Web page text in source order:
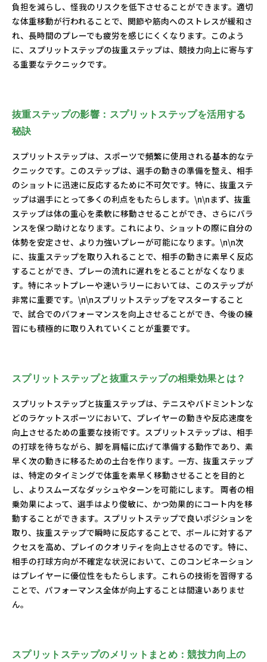
負担を減らし、怪我のリスクを低下させることができます。適切
な体重移動が行われることで、関節や筋肉へのストレスが緩和さ
れ、長時間のプレーでも疲労を感じにくくなります。このよう
に、スプリットステップの抜重ステップは、競技力向上に寄与す
る重要なテクニックです。
抜重ステップの影響：スプリットステップを活用する
秘訣
スプリットステップは、スポーツで頻繁に使用される基本的なテ
クニックです。このステップは、選手の動きの準備を整え、相手
のショットに迅速に反応するために不可欠です。特に、抜重ステ
ップは選手にとって多くの利点をもたらします。\n\nまず、抜重
ステップは体の重心を柔軟に移動させることができ、さらにバラ
ンスを保つ助けとなります。これにより、ショットの際に自分の
体勢を安定させ、より力強いプレーが可能になります。\n\n次
に、抜重ステップを取り入れることで、相手の動きに素早く反応
することができ、プレーの流れに遅れをとることがなくなりま
す。特にネットプレーや速いラリーにおいては、このステップが
非常に重要です。\n\nスプリットステップをマスターすること
で、試合でのパフォーマンスを向上させることができ、今後の練
習にも積極的に取り入れていくことが重要です。
スプリットステップと抜重ステップの相乗効果とは？
スプリットステップと抜重ステップは、テニスやバドミントンな
どのラケットスポーツにおいて、プレイヤーの動きや反応速度を
向上させるための重要な技術です。スプリットステップは、相手
の打球を待ちながら、脚を肩幅に広げて準備する動作であり、素
早く次の動きに移るための土台を作ります。一方、抜重ステップ
は、特定のタイミングで体重を素早く移動させることを目的と
し、よりスムーズなダッシュやターンを可能にします。 両者の相
乗効果によって、選手はより俊敏に、かつ効果的にコート内を移
動することができます。スプリットステップで良いポジションを
取り、抜重ステップで瞬時に反応することで、ボールに対するア
クセスを高め、プレイのクオリティを向上させるのです。特に、
相手の打球方向が不確定な状況において、このコンビネーション
はプレイヤーに優位性をもたらします。これらの技術を習得する
ことで、パフォーマンス全体が向上することは間違いありませ
ん。
スプリットステップのメリットまとめ：競技力向上の